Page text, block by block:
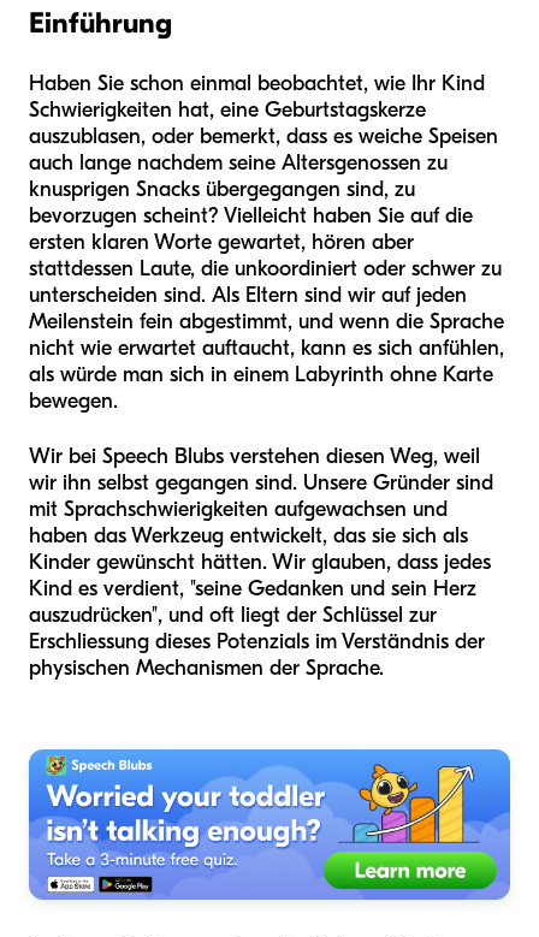
Einführung
Haben Sie schon einmal beobachtet, wie Ihr Kind
Schwierigkeiten hat, eine Geburtstagskerze
auszublasen, oder bemerkt, dass es weiche Speisen
auch lange nachdem seine Altersgenossen zu
knusprigen Snacks übergegangen sind, zu
bevorzugen scheint? Vielleicht haben Sie auf die
ersten klaren Worte gewartet, hören aber
stattdessen Laute, die unkoordiniert oder schwer zu
unterscheiden sind. Als Eltern sind wir auf jeden
Meilenstein fein abgestimmt, und wenn die Sprache
nicht wie erwartet auftaucht, kann es sich anfühlen,
als würde man sich in einem Labyrinth ohne Karte
bewegen.
Wir bei Speech Blubs verstehen diesen Weg, weil
wir ihn selbst gegangen sind. Unsere Gründer sind
mit Sprachschwierigkeiten aufgewachsen und
haben das Werkzeug entwickelt, das sie sich als
Kinder gewünscht hätten. Wir glauben, dass jedes
Kind es verdient, "seine Gedanken und sein Herz
auszudrücken", und oft liegt der Schlüssel zur
Erschliessung dieses Potenzials im Verständnis der
physischen Mechanismen der Sprache.